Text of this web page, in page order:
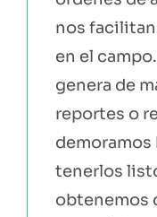
nos facilitan
en el
genera de
reportes o
demoramos
tenerlos
obtenemos